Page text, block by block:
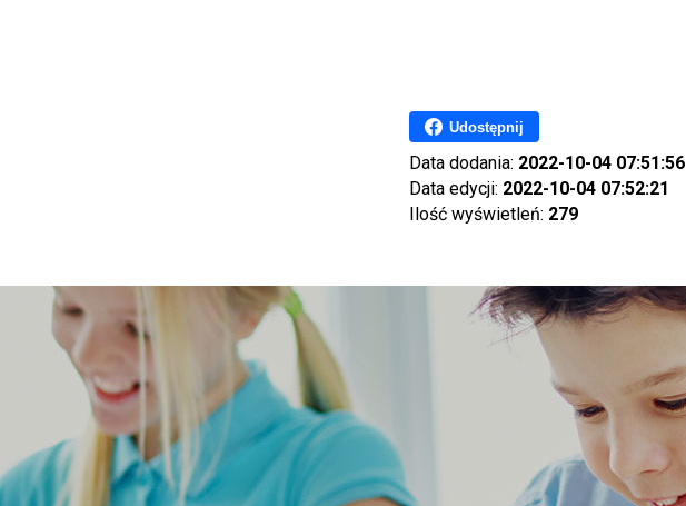
Udostępnij
Data dodania: 2022-10-04 07:51:56
Data edycji: 2022-10-04 07:52:21
Ilość wyświetleń: 279